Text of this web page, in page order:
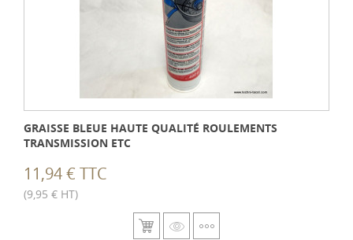
GRAISSE BLEUE HAUTE QUALITÉ ROULEMENTS
TRANSMISSION ETC
11,94 € TTC
(9,95 € HT)